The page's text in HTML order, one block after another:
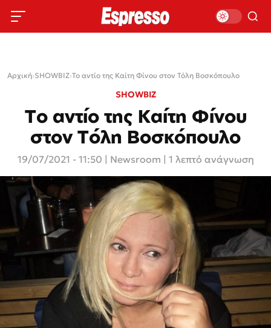
Αρχική›SHOWBIZ›Το αντίο της Καίτη Φίνου στον Τόλη Βοσκόπουλο
SHOWBIZ
Το αντίο της Καίτη Φίνου
στον Τόλη Βοσκόπουλο
19/07/2021 - 11:50 Newsroom | 1 λεπτό ανάγνωση